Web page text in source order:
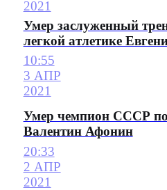
2021
Умер заслуженный
легкой атлетике
10:55
3 АПР
2021
Умер чемпион СССР
Валентин Афонин
20:33
2 АПР
2021